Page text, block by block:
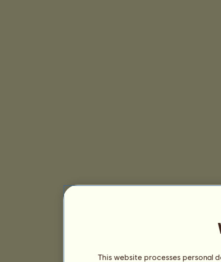
This website processes personal